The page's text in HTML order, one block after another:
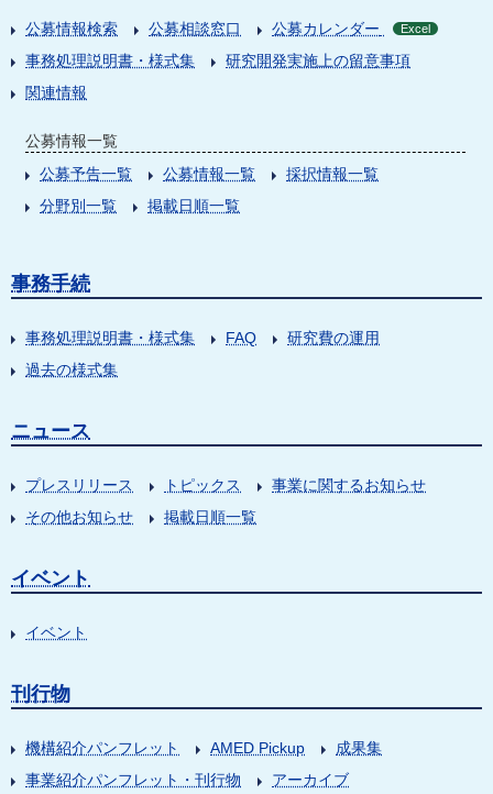
公募情報検索 公募相談窓口 公募カレンダー Excel
事務処理説明書・様式集
研究開発実施上の留意事項
関連情報
公募情報一覧
公募予告一覧
公募情報一覧
採択情報一覧
分野別一覧
掲載日順一覧
事務手続
事務処理説明書・様式集 FAQ
研究費の運用
過去の様式集
ニュース
プレスリリース トピックス
事業に関するお知らせ
その他お知らせ
掲載日順一覧
イベント
イベント
刊行物
機構紹介パンフレット AMED Pickup
成果集
事業紹介パンフレット・刊行物
アーカイブ